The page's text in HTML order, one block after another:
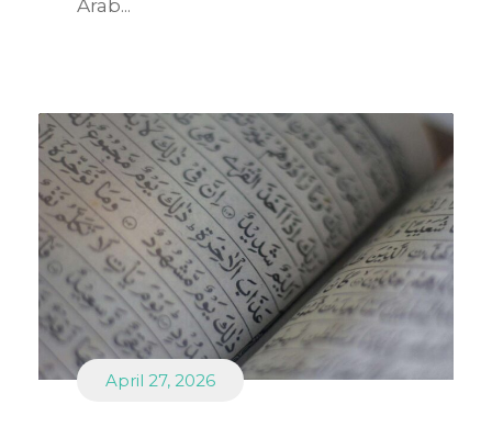
Arab...
April 27, 2026